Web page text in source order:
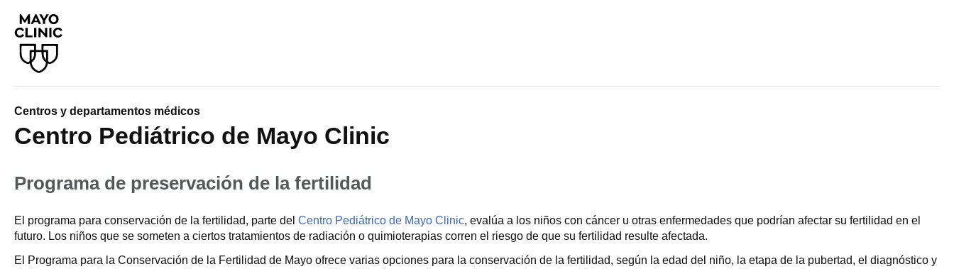
Centros y departamentos médicos
Centro Pediátrico de Mayo Clinic
Programa de preservación de la fertilidad
El programa para conservación de la fertilidad, parte del Centro Pediátrico de Mayo Clinic, evalúa a los niños con cáncer u otras enfermedades que podrían afectar su fertilidad en el
futuro. Los niños que se someten a ciertos tratamientos de radiación o quimioterapias corren el riesgo de que su fertilidad resulte afectada.
El Programa para la Conservación de la Fertilidad de Mayo ofrece varias opciones para la conservación de la fertilidad, según la edad del niño, la etapa de la pubertad, el diagnóstico y